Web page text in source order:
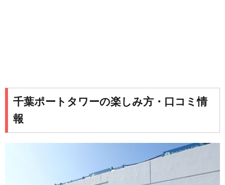
千葉ポートタワーの楽しみ方・口コミ情
報